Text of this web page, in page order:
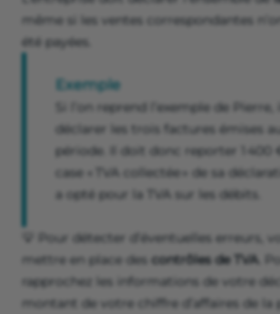
même si les ventes correspondantes
été payées.
Exemple
Si l’on reprend l’exemple de Pierre,
déclarer les trois factures émises
période. Il doit donc reporter 1 400
case « TVA collectée » de sa
a opté pour la TVA sur les débits.
💡 Pour détecter d’éventuelles erreurs,
mettre en place des contrôles de TVA.
rapprochez les informations de votre
montant de votre chiffre d’affaires de la